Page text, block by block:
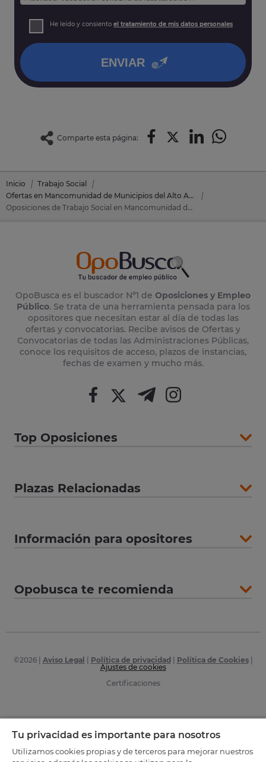
Derechos: Puede acceder, rectificar y suprimir sus datos,
así como otros derechos tal y como se explica en nuestra
He leído y consiento el tratamiento de mis datos personales
ENVIAR
Comparte esta página:
Inicio
Trabajo Social
Ofertas en Mancomunidad de Municipios del Alto Asón
Oposiciones de Trabajo Social en Mancomunidad de Municipios del Alto Asón (Cantabria)
OpoBusca es el buscador Nº1 de Oposiciones y Empleo
Público. Se trata de una herramienta pensada para los
opositores que necesitan estar al día de todas las
ofertas y convocatorias. Recibe avisos de Ofertas y
Convocatorias de todas las Administraciones Públicas,
conoce los requisitos de acceso, plazos de instancias,
fechas de examen y mucho más.
Top Oposiciones
Plazas Relacionadas
Información para opositores
Opobusca te recomienda
©2026| Aviso Legal Política de privacidad Política de Cookies|
Ajustes de cookies
Certificaciones
Tu privacidad es importante para nosotros
Utilizamos cookies propias y de terceros para mejorar nuestros